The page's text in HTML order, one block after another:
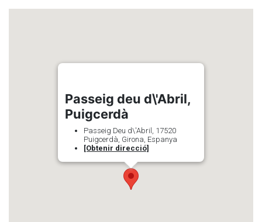
Passeig deu d\'Abril,
Puigcerdà
Passeig Deu d\'Abril, 17520
Puigcerdà, Girona, Espanya
[Obtenir direcció]